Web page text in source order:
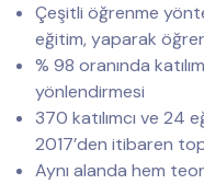
Çeşitli öğrenme
eğitim, yaparak
% 98 oranında
yönlendirmesi
370 katılımcı ve 24
2017’den itibaren
Aynı alanda hem